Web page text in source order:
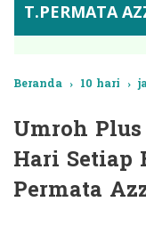
Beranda › 10 hari ›
Umroh
Hari Setiap
Permata